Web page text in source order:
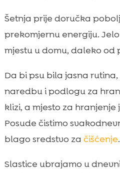
Šetnja prije doručka
prekomjernu energiju.
mjestu u domu, daleko od
Da bi psu bila jasna
naredbu i podlogu za
klizi, a mjesto za
Posude čistimo
blago sredstvo za čišćenje.
Slastice ubrajamo u